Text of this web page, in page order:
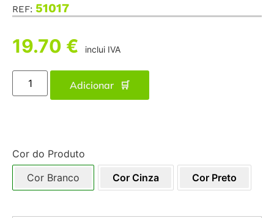
REF: 51017
19.70 € inclui IVA
Adicionar
Cor do Produto
Cor Branco
Cor Cinza Cor Preto